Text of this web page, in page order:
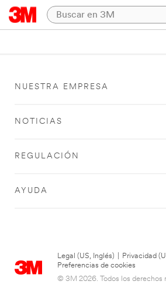
NUESTRA EMPRESA
NOTICIAS
REGULACIÓN
AYUDA
Legal (US, Inglés) Privacidad
Preferencias de cookies
© 3M 2026. Todos los derechos